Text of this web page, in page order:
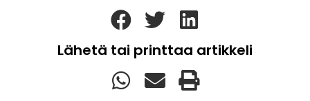
Lähetä tai printtaa artikkeli